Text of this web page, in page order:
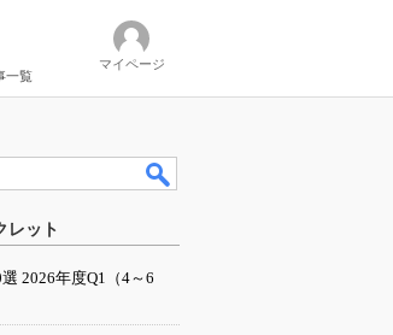
一覧
マイページ
レット
2026年度Q1（4～6